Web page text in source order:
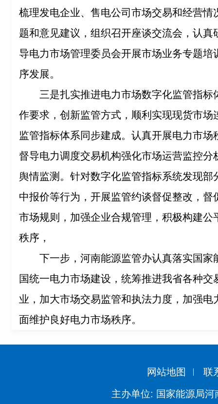
梳理发电企业、售电公司市场交易和经营
题和意见建议，组织召开座谈交流会，认
导电力市场管理委员会开展市场业务专题
序发展。
三是扎实推进电力市场数字化监管指
作要求，创新监管方式，顺利实现现货市
监管指标体系同步建成。认真开展电力市场
督导电力调度交易机构强化市场运营监控
舆情监测。针对数字化监管指标系统发现
中报价等行为，开展监管约谈督促整改，
市场规则，加强企业合规管理，积极构建
秩序，
下一步，河南能源监管办认真落实国
国统一电力市场建设，统筹推进我省各种
业，加大市场交易监管和执法力度，加强
面维护良好电力市场秩序。
网站地图 联
主办单位: 国家能源局河